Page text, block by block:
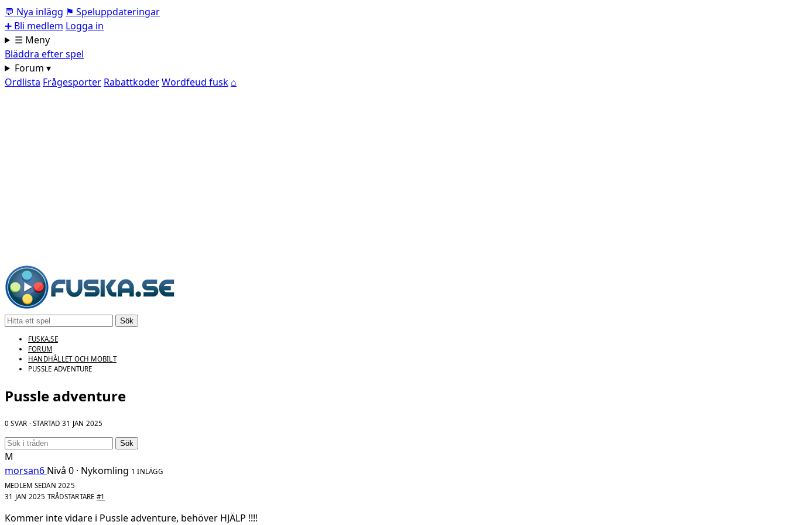
💬 Nya inlägg ⚑ Speluppdateringar
➕ Bli medlem Logga in
☰ Meny
Bläddra efter spel
Forum ▾
Ordlista Frågesporter RabattkoderWordfeud fusk ⌂
Sök
FUSKA.SE
FORUM
HANDHÅLLET OCH MOBILT
PUSSLE ADVENTURE
Pussle adventure
0 SVAR · STARTAD 31 JAN 2025
Sök
M
morsan6 Nivå 0 · Nykomling 1 INLÄGG
MEDLEM SEDAN 2025
31 JAN 2025 TRÅDSTARTARE #1
Kommer inte vidare i Pussle adventure, behöver HJÄLP !!!!